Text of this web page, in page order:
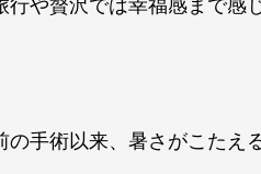
や贅沢では幸福感まで感
手術以来、暑さがこたえ